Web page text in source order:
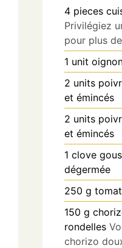
4 pieces
Privilégiez
pour plus
1 unit
2 units
et émincés
2 units
et émincés
1 clove
dégermée
250 g
150 g
rondelles
chorizo